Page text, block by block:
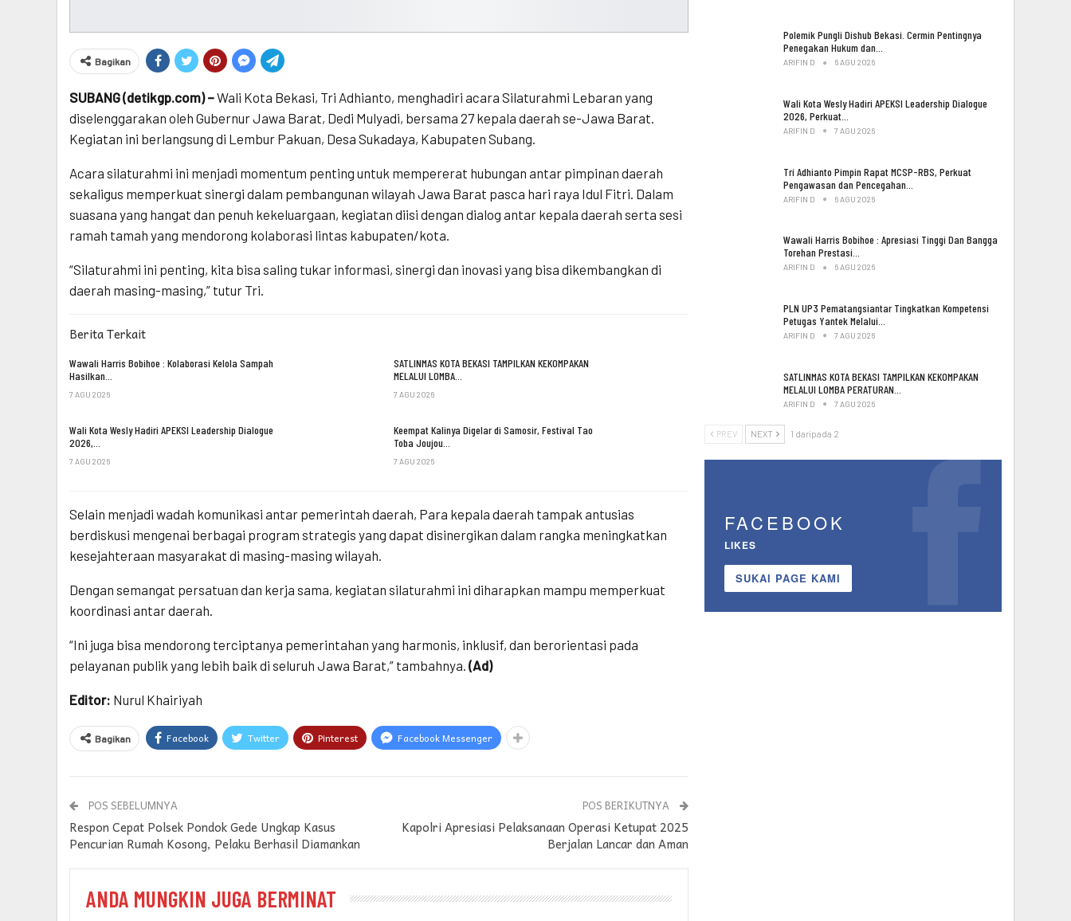
Bagikan
SUBANG (detikgp.com) –Wali Kota Bekasi, Tri Adhianto, menghadiri acara Silaturahmi Lebaran yang
diselenggarakan oleh Gubernur Jawa Barat, Dedi Mulyadi, bersama 27 kepala daerah se-Jawa Barat.
Kegiatan ini berlangsung di Lembur Pakuan, Desa Sukadaya, Kabupaten Subang.
Acara silaturahmi ini menjadi momentum penting untuk mempererat hubungan antar pimpinan daerah
sekaligus memperkuat sinergi dalam pembangunan wilayah Jawa Barat pasca hari raya Idul Fitri. Dalam
suasana yang hangat dan penuh kekeluargaan, kegiatan diisi dengan dialog antar kepala daerah serta sesi
ramah tamah yang mendorong kolaborasi lintas kabupaten/kota.
“Silaturahmi ini penting, kita bisa saling tukar informasi, sinergi dan inovasi yang bisa dikembangkan di
daerah masing-masing,” tutur Tri.
Berita Terkait
Wawali Harris Bobihoe : Kolaborasi Kelola Sampah
Hasilkan…
7 AGU 2026
SATLINMAS KOTA BEKASI TAMPILKAN KEKOMPAKAN
MELALUI LOMBA…
7 AGU 2026
Wali Kota Wesly Hadiri APEKSI Leadership Dialogue
2026,…
7 AGU 2026
Keempat Kalinya Digelar di Samosir, Festival Tao
Toba Joujou…
7 AGU 2026
Selain menjadi wadah komunikasi antar pemerintah daerah, Para kepala daerah tampak antusias
berdiskusi mengenai berbagai program strategis yang dapat disinergikan dalam rangka meningkatkan
kesejahteraan masyarakat di masing-masing wilayah.
Dengan semangat persatuan dan kerja sama, kegiatan silaturahmi ini diharapkan mampu memperkuat
koordinasi antar daerah.
“Ini juga bisa mendorong terciptanya pemerintahan yang harmonis, inklusif, dan berorientasi pada
pelayanan publik yang lebih baik di seluruh Jawa Barat,” tambahnya. (Ad)
Editor: Nurul Khairiyah
Bagikan Facebook Twitter Pinterest Facebook Messenger
POS SEBELUMNYA
Respon Cepat Polsek Pondok Gede Ungkap Kasus
Pencurian Rumah Kosong, Pelaku Berhasil Diamankan
POS BERIKUTNYA
Kapolri Apresiasi Pelaksanaan Operasi Ketupat 2025
Berjalan Lancar dan Aman
ANDA MUNGKIN JUGA BERMINAT
Polemik Pungli Dishub Bekasi. Cermin Pentingnya
Penegakan Hukum dan…
ARIFIN D 6 AGU 2026
Wali Kota Wesly Hadiri APEKSI Leadership Dialogue
2026, Perkuat…
ARIFIN D 7 AGU 2026
Tri Adhianto Pimpin Rapat MCSP-RBS, Perkuat
Pengawasan dan Pencegahan…
ARIFIN D 6 AGU 2026
Wawali Harris Bobihoe : Apresiasi Tinggi Dan Bangga
Torehan Prestasi…
ARIFIN D 6 AGU 2026
PLN UP3 Pematangsiantar Tingkatkan Kompetensi
Petugas Yantek Melalui…
ARIFIN D 7 AGU 2026
SATLINMAS KOTA BEKASI TAMPILKAN KEKOMPAKAN
MELALUI LOMBA PERATURAN…
ARIFIN D 7 AGU 2026
PREV NEXT 1 daripada 2
FACEBOOK
LIKES
SUKAI PAGE KAMI